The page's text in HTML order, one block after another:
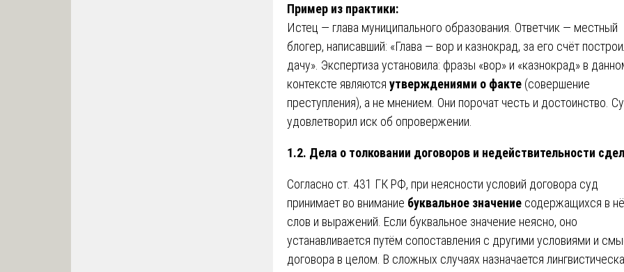
Пример из практики:
Истец — глава муниципального образования. Ответчик — местный
блогер, написавший: «Глава — вор и казнокрад, за его счёт
дачу». Экспертиза установила: фразы «вор» и «казнокрад» в
контексте являются утверждениями о факте (совершение
преступления), а не мнением. Они порочат честь и достоинство.
удовлетворил иск об опровержении.
1.2. Дела о толковании договоров и недействительности
Согласно ст. 431 ГК РФ, при неясности условий договора суд
принимает во внимание буквальное значение содержащихся в
слов и выражений. Если буквальное значение неясно, оно
устанавливается путём сопоставления с другими условиями и
договора в целом. В сложных случаях назначается